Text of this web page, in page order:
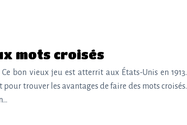
mots croisés
bon vieux jeu est atterrit aux États-Unis en 1913.
trouver les avantages de faire des mots croisés.